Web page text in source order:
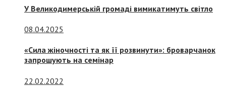
У Великодимерській громаді вимикатимуть світло
08.04.2025
«Сила жіночності та як її розвинути»: броварчанок
запрошують на семінар
22.02.2022